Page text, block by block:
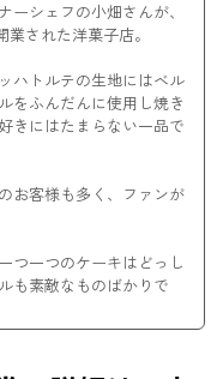
ーシェフの小畑さんが、
された洋菓子店。
ハトルテの生地にはベル
をふんだんに使用し焼き
きにはたまらない一品で
お客様も多く、ファンが
つ一つのケーキはどっし
も素敵なものばかりで